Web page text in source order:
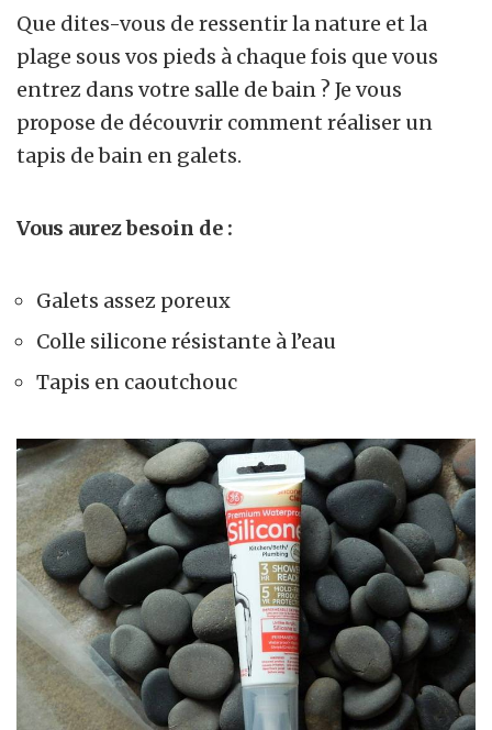
Que dites-vous de ressentir la nature et la
plage sous vos pieds à chaque fois que vous
entrez dans votre salle de bain ? Je vous
propose de découvrir comment réaliser un
tapis de bain en galets.
Vous aurez besoin de :
Galets assez poreux
Colle silicone résistante à l’eau
Tapis en caoutchouc